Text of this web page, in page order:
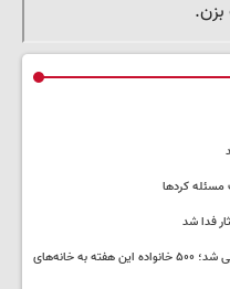
مسئله کردها
فدا شد
بازگشت آوارگان به سره‌کانی وارد مرحله اجرایی شد؛ ۵۰۰ خانواده این هفته به خانه‌های